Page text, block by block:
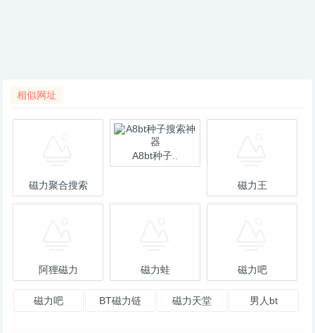
相似网址
磁力聚合搜索
A8bt种子..
磁力王
阿狸磁力 磁力蛙 磁力吧
磁力吧 BT磁力链 磁力天堂 男人bt